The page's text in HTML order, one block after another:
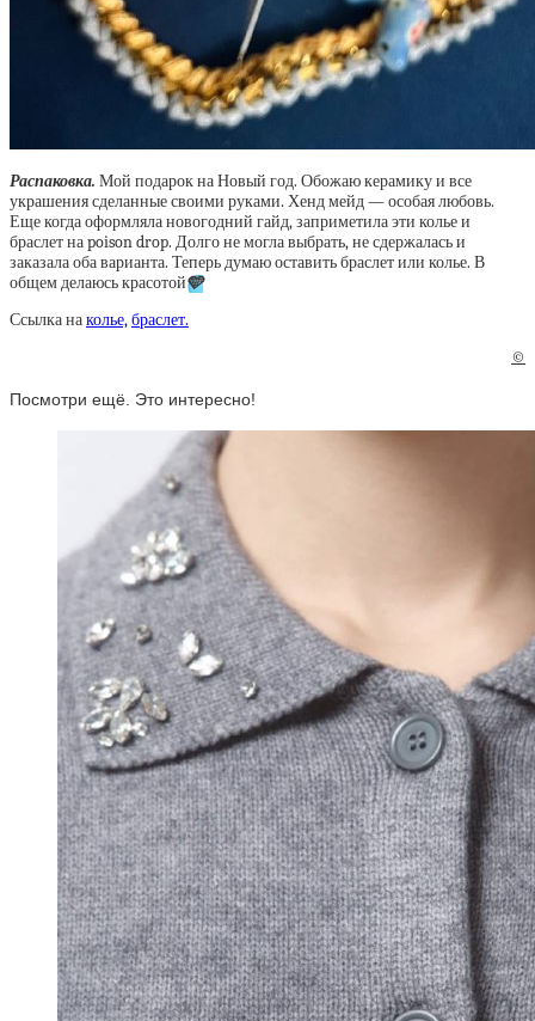
Распаковка. Мой подарок на Новый год. Обожаю керамику и все
украшения сделанные своими руками. Хенд мейд — особая любовь.
Еще когда оформляла новогодний гайд, заприметила эти колье и
браслет на poison drop. Долго не могла выбрать, не сдержалась и
заказала оба варианта. Теперь думаю оставить браслет или колье. В
общем делаюсь красотой🩵
Ссылка наколье,браслет.
©
Посмотри ещё. Это интересно!